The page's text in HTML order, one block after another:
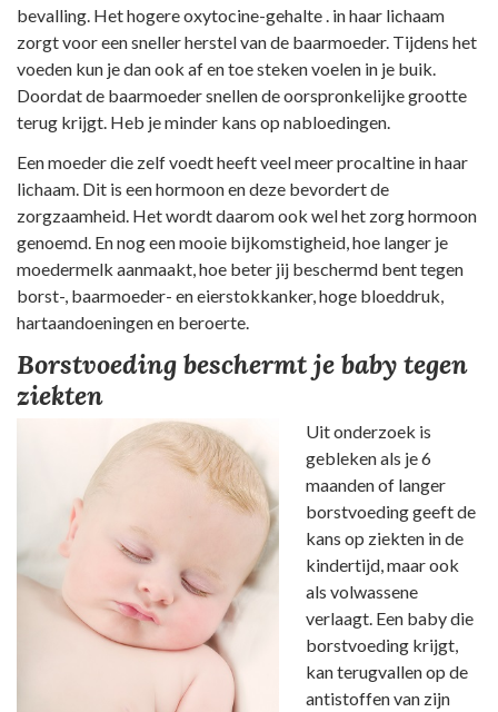
bevalling. Het hogere oxytocine-gehalte . in haar lichaam
zorgt voor een sneller herstel van de baarmoeder. Tijdens het
voeden kun je dan ook af en toe steken voelen in je buik.
Doordat de baarmoeder snellen de oorspronkelijke grootte
terug krijgt. Heb je minder kans op nabloedingen.
Een moeder die zelf voedt heeft veel meer procaltine in haar
lichaam. Dit is een hormoon en deze bevordert de
zorgzaamheid. Het wordt daarom ook wel het zorg hormoon
genoemd. En nog een mooie bijkomstigheid, hoe langer je
moedermelk aanmaakt, hoe beter jij beschermd bent tegen
borst-, baarmoeder- en eierstokkanker, hoge bloeddruk,
hartaandoeningen en beroerte.
Borstvoeding beschermt je baby tegen
ziekten
Uit onderzoek is
gebleken als je 6
maanden of langer
borstvoeding geeft de
kans op ziekten in de
kindertijd, maar ook
als volwassene
verlaagt. Een baby die
borstvoeding krijgt,
kan terugvallen op de
antistoffen van zijn